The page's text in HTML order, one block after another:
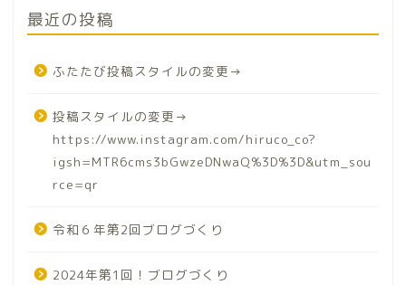
最近の投稿
ふたたび投稿スタイルの変更→
投稿スタイルの変更→
https://www.instagram.com/hiruco_co?
igsh=MTR6cms3bGwzeDNwaQ%3D%3D&utm_sou
rce=qr
令和６年第2回ブログづくり
2024年第1回！ブログづくり